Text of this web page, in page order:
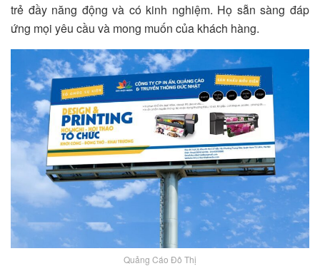
trẻ đầy năng động và có kinh nghiệm. Họ sẵn sàng đáp
ứng mọi yêu cầu và mong muốn của khách hàng.
Quảng Cáo Đô Thị